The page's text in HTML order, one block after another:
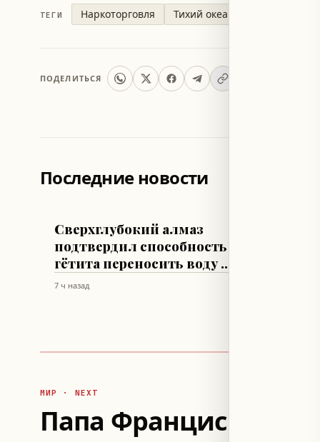
ТЕГИ Наркоторговля Тихий океан
ПОДЕЛИТЬСЯ
Последние новости
Сверхглубокий алмаз
подтвердил способность
гётита переносить воду в
нижнюю мантию
7 ч назад
МИР · NEXT
Папа Франциск